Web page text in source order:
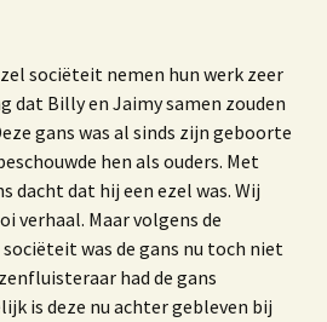
sociëteit nemen hun werk zeer
dat Billy en Jaimy samen zouden
gans was al sinds zijn geboorte
hen als ouders. Met
dacht dat hij een ezel was. Wij
verhaal. Maar volgens de
was de gans nu toch niet
had de gans
is deze nu achter gebleven bij